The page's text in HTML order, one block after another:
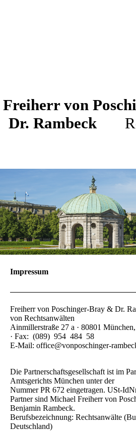
Freiherr von
Dr. Rambeck
Impressum
Freiherr von Poschinger-Bray & Dr.
von Rechtsanwälten
Ainmillerstraße 27 a · 80801
· Fax: (089) 954 484 58
E-Mail: office@vonposchinger-
Die Partnerschaftsgesellschaft ist im
Amtsgerichts München unter der
Nummer PR 672 eingetragen. USt-
Partner sind Michael Freiherr von
Benjamin Rambeck.
Berufsbezeichnung: Rechtsanwälte
Deutschland)